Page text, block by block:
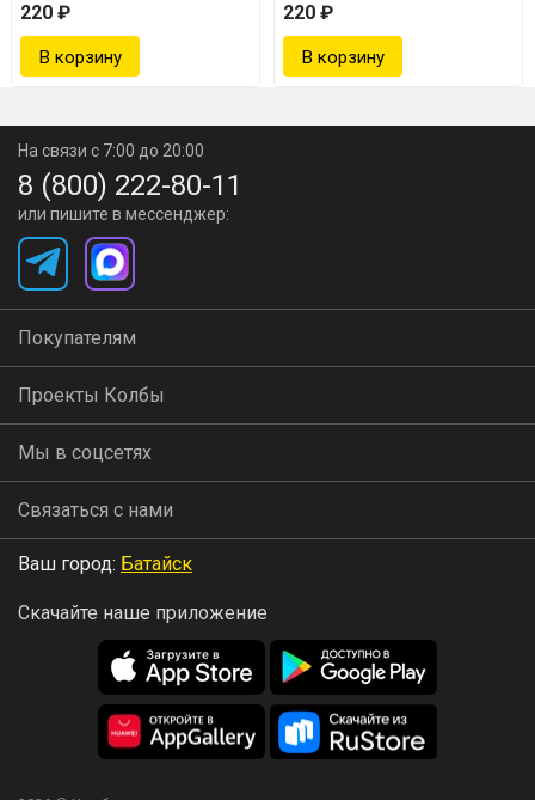
220 ₽
220 ₽
На связи с 7:00 до 20:00
8 (800) 222-80-11
или пишите в мессенджер:
Покупателям
Проекты Колбы
Мы в соцсетях
Связаться с нами
Ваш город: Батайск
Скачайте наше приложение